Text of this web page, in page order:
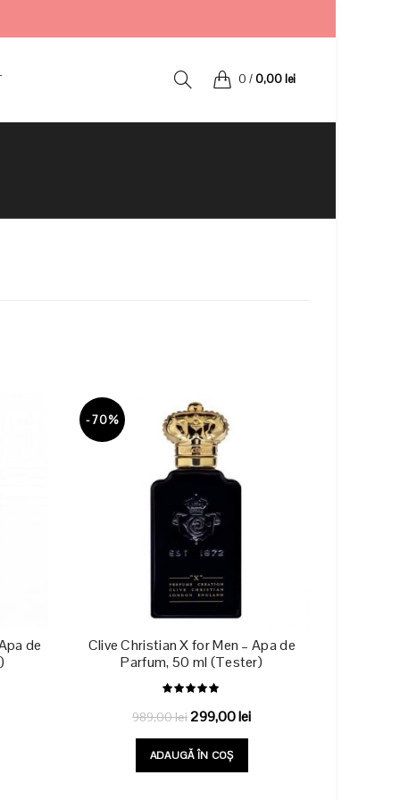
0 /0,00 lei
de
-70%
Clive Christian X for Men – Apa de
Parfum, 50 ml (Tester)
989,00leiPrețul
inițial
a
299,00leiPrețul
ADAUGĂ ÎN COȘ